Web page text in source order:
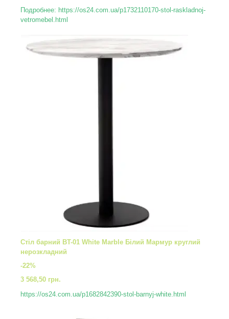
Подробнее: https://os24.com.ua/p1732110170-stol-raskladnoj-
vetromebel.html
Стіл барний BT-01 White Marble Білий Мармур круглий
нерозкладний
-22%
3 568,50 грн.
https://os24.com.ua/p1682842390-stol-barnyj-white.html